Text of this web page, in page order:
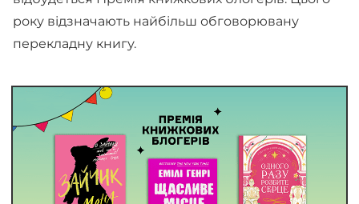
року відзначають найбільш обговорювану
перекладну книгу.